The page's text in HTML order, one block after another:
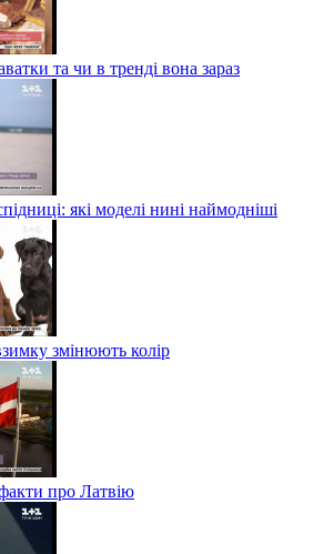
та чи в тренді вона зараз
які моделі нині наймодніші
змінюють колір
про Латвію